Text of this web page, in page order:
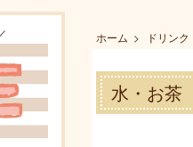
ホーム > ドリンク
水・お茶